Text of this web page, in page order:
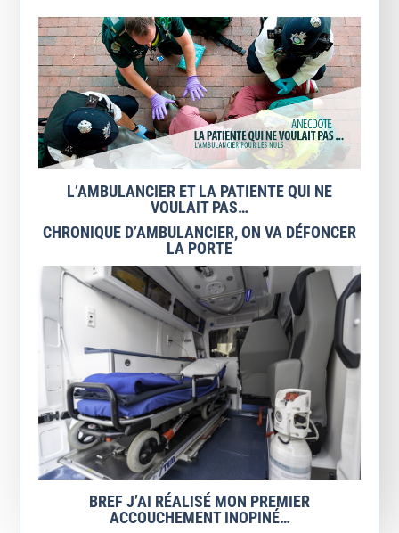
L’AMBULANCIER ET LA PATIENTE QUI NE
VOULAIT PAS…
CHRONIQUE D’AMBULANCIER, ON VA DÉFONCER
LA PORTE
BREF J’AI RÉALISÉ MON PREMIER
ACCOUCHEMENT INOPINÉ…